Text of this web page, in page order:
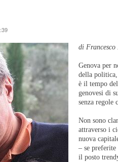
di Francesco
Genova per
della
è il tempo
genovesi di
senza regole
Non sono
attraverso i
nuova
– se
il posto